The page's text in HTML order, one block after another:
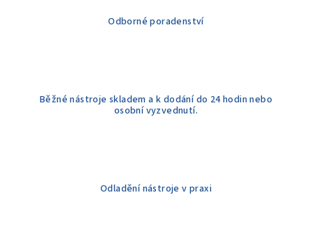
Odborné poradenství
Běžné nástroje skladem a k dodání do 24 hodin nebo
osobní vyzvednutí.
Odladění nástroje v praxi